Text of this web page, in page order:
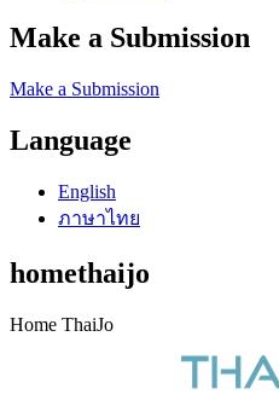
Make a Submission
Make a Submission
Language
English
ภาษาไทย
homethaijo
Home ThaiJo